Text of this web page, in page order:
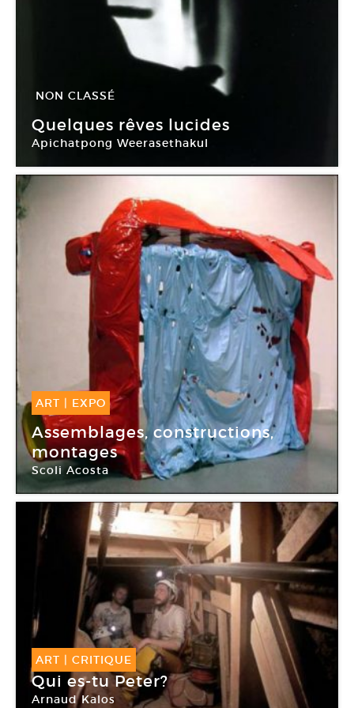
NON CLASSÉ
05 Mar - 01 Mai 2011
Quelques rêves lucides
Apichatpong Weerasethakul
ART | EXPO
15 Jan -26 Mar 2011
Assemblages, constructions,
montages
Scoli Acosta
Espace Art Contemporain de La Rochelle
ART | CRITIQUE
Qui es-tu Peter?
Arnaud Kalos